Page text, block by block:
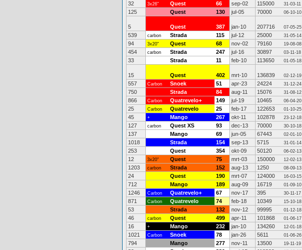
32 3x26" Quest 66 sep-02 115000 31-03-11
125
Quest 130 jul-05 70000 06-10-10
5 Quest 387 jan-10 207716 07-05-25
539
carbon Strada 115 jul-12 25000 31-05-14
94
3x20" Quest 68 nov-02 79160 19-08-08
454
carbon Strada 247 jul-16 30897 03-11-18
33
Strada 11 feb-10 113650 01-05-18
15 Quest 402 mrt-10 136839 02-12-19
557
Carbon Snoek 51 apr-23 24224 31-12-24
750
Strada 84 aug-11 15076 31-08-12
866
Carbon Quatrevelo+ 149 jul-19 10465 06-04-20
25
Carbon Quatrevelo 25 feb-17 122653 01-10-25
45
+ Mango 267 okt-11 102878 23-12-18
127
carbon Quest XS 93 dec-13 70000 30-10-18
137
Mango 69 jun-05 67443 02-01-10
1018
Strada 154 sep-13 5715 31-01-14
253
Quest 354 okt-09 50120 06-02-13
12
3x20" Quest 75 mrt-03 150000 12-02-13
1203
carbon Strada 152 aug-13 1250 08-09-13
24
Quest 190 mrt-07 124000 16-03-15
712
Mango 189 aug-09 16719 01-09-10
1246
Carbon Quatrevelo+ 67 nov-17 395 30-11-17
871
Carbon Quatrevelo 74 feb-18 10349 15-10-18
53
Strada 132 nov-12 99995 01-12-18
46
carbon Quest 499 apr-11 101868 01-06-17
16
+ Mango 232 jan-10 134260 12-01-18
1021
Carbon Snoek 78 jan-26 5611 01-06-26
794
Mango 277 nov-11 13500 19-11-19